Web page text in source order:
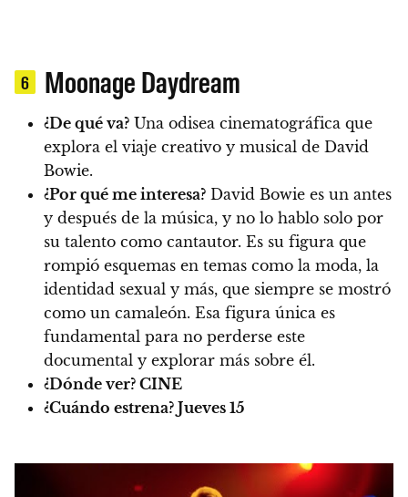
6 Moonage Daydream
¿De qué va? Una odisea cinematográfica que
explora el viaje creativo y musical de David
Bowie.
¿Por qué me interesa? David Bowie es un antes
y después de la música, y no lo hablo solo por
su talento como cantautor. Es su figura que
rompió esquemas en temas como la moda, la
identidad sexual y más, que siempre se mostró
como un camaleón. Esa figura única es
fundamental para no perderse este
documental y explorar más sobre él.
¿Dónde ver? CINE
¿Cuándo estrena? Jueves 15